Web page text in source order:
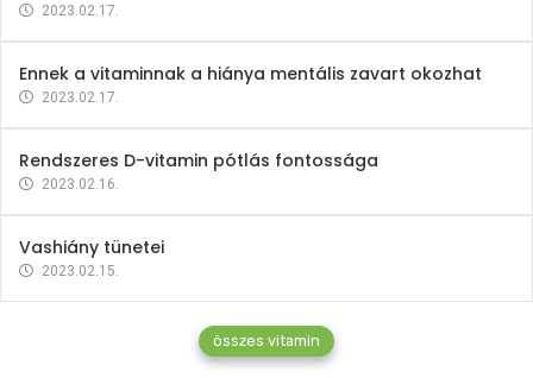
2023.02.17.
Ennek a vitaminnak a hiánya mentális zavart okozhat
2023.02.17.
Rendszeres D-vitamin pótlás fontossága
2023.02.16.
Vashiány tünetei
2023.02.15.
összes vitamin